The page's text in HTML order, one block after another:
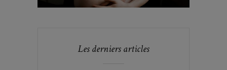
Les derniers articles